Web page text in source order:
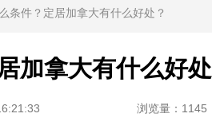
条件？定居加拿大有什么好处？
加拿大有什么好
浏览量：1145